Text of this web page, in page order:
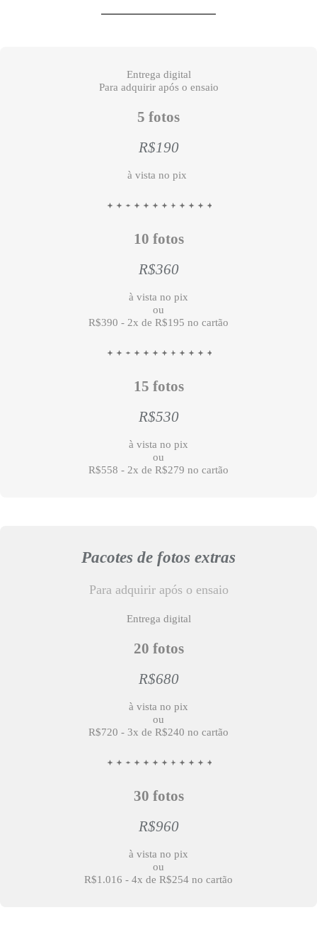
Entrega digital
Para adquirir após o ensaio
5 fotos
R$190
à vista no pix
10 fotos
R$360
à vista no pix
ou
R$390 - 2x de R$195 no cartão
15 fotos
R$530
à vista no pix
ou
R$558 - 2x de R$279 no cartão
Pacotes de fotos extras
Para adquirir após o ensaio
Entrega digital
20 fotos
R$680
à vista no pix
ou
R$720 - 3x de R$240 no cartão
30 fotos
R$960
à vista no pix
ou
R$1.016 - 4x de R$254 no cartão